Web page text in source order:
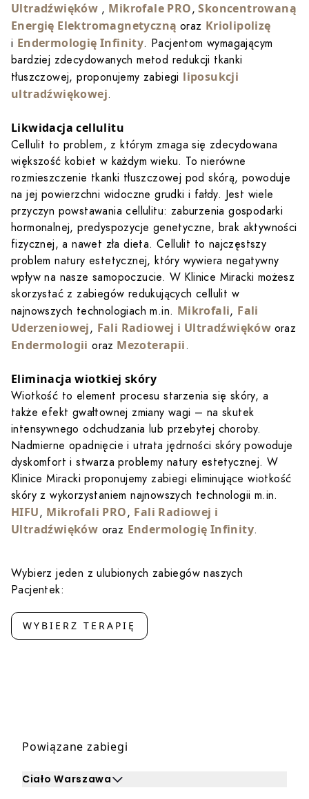
Ultradźwięków , Mikrofale PRO, Skoncentrowaną
Energię Elektromagnetyczną oraz Kriolipolizę
i Endermologię Infinity. Pacjentom wymagającym
bardziej zdecydowanych metod redukcji tkanki
tłuszczowej, proponujemy zabiegi liposukcji
ultradźwiękowej.
Likwidacja cellulitu
Cellulit to problem, z którym zmaga się zdecydowana
większość kobiet w każdym wieku. To nierówne
rozmieszczenie tkanki tłuszczowej pod skórą, powoduje
na jej powierzchni widoczne grudki i fałdy. Jest wiele
przyczyn powstawania cellulitu: zaburzenia gospodarki
hormonalnej, predyspozycje genetyczne, brak aktywności
fizycznej, a nawet zła dieta. Cellulit to najczęstszy
problem natury estetycznej, który wywiera negatywny
wpływ na nasze samopoczucie. W Klinice Miracki możesz
skorzystać z zabiegów redukujących cellulit w
najnowszych technologiach m.in. Mikrofali, Fali
Uderzeniowej, Fali Radiowej i Ultradźwięków oraz
Endermologii oraz Mezoterapii.
Eliminacja wiotkiej skóry
Wiotkość to element procesu starzenia się skóry, a
także efekt gwałtownej zmiany wagi – na skutek
intensywnego odchudzania lub przebytej choroby.
Nadmierne opadnięcie i utrata jędrności skóry powoduje
dyskomfort i stwarza problemy natury estetycznej. W
Klinice Miracki proponujemy zabiegi eliminujące wiotkość
skóry z wykorzystaniem najnowszych technologii m.in.
HIFU, Mikrofali PRO, Fali Radiowej i
Ultradźwięków oraz Endermologię Infinity.
Wybierz jeden z ulubionych zabiegów naszych
Pacjentek:
WYBIERZ TERAPIĘ
Powiązane zabiegi
Ciało Warszawa
Kliknij, aby rozwinąć i zobaczyć zabiegi dla Ciało